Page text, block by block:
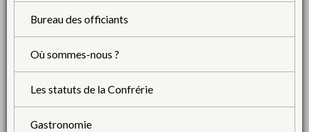
Bureau des officiants
Où sommes-nous ?
Les statuts de la Confrérie
Gastronomie